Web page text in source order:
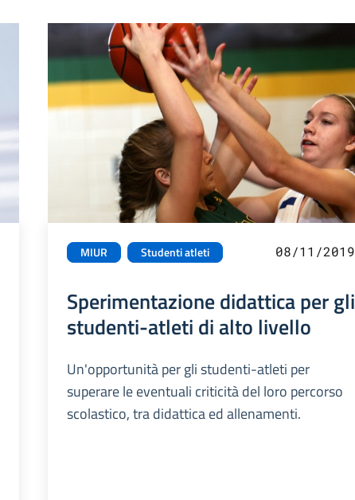
MIUR Studenti atleti 08/11/2019
Sperimentazione didattica per gli
studenti-atleti di alto livello
Un'opportunità per gli studenti-atleti per
superare le eventuali criticità del loro percorso
scolastico, tra didattica ed allenamenti.